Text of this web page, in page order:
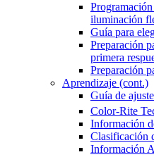
iluminación
Guía para
Preparación
primera
Preparación
Aprendizaje (cont.)
Guía de
Color-Rite
Información
Clasificación
Información